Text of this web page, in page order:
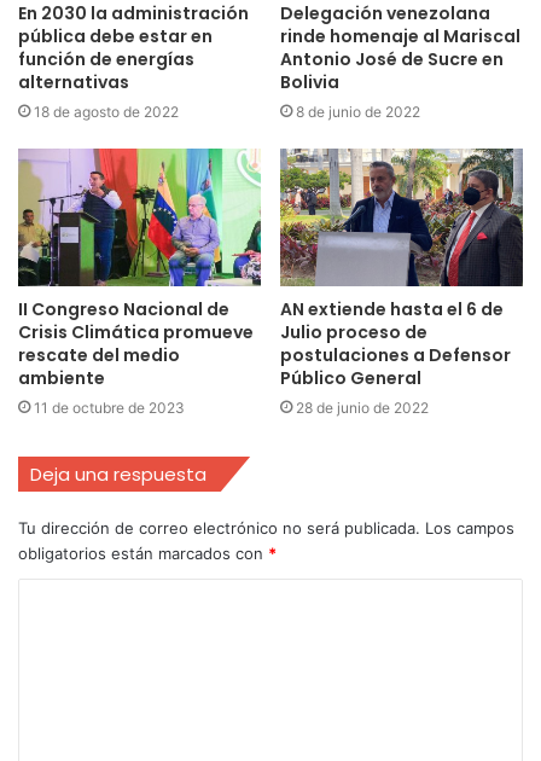
En 2030 la administración
pública debe estar en
función de energías
alternativas
18 de agosto de 2022
Delegación venezolana
rinde homenaje al Mariscal
Antonio José de Sucre en
Bolivia
8 de junio de 2022
II Congreso Nacional de
Crisis Climática promueve
rescate del medio
ambiente
11 de octubre de 2023
AN extiende hasta el 6 de
Julio proceso de
postulaciones a Defensor
Público General
28 de junio de 2022
Deja una respuesta
Tu dirección de correo electrónico no será publicada. Los campos
obligatorios están marcados con *